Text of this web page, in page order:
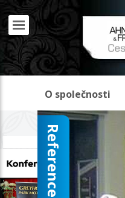
O společnosti
REKLAMA
Reference